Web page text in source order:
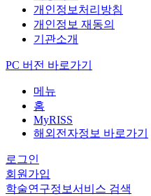
개인정보처리방침
개인정보 재동의
기관소개
PC 버전 바로가기
메뉴
홈
MyRISS
해외전자정보 바로가기
로그인
회원가입
학술연구정보서비스 검색